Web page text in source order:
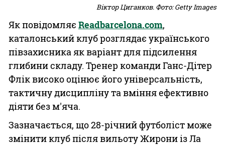
Віктор Циганков. Фото: Getty Images
Як повідомляє Readbarcelona.com,
каталонський клуб розглядає українського
півзахисника як варіант для підсилення
глибини складу. Тренер команди Ганс-Дітер
Флік високо оцінює його універсальність,
тактичну дисципліну та вміння ефективно
діяти без м'яча.
Зазначається, що 28-річний футболіст може
змінити клуб після вильоту Жирони із Ла